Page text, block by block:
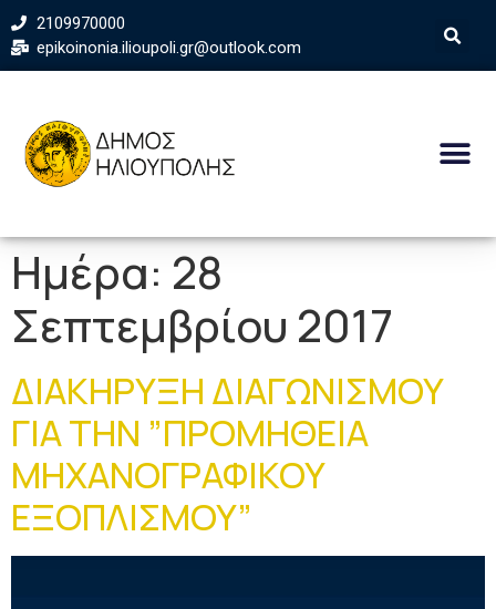
2109970000
epikoinonia.ilioupoli.gr@outlook.com
Ημέρα: 28
Σεπτεμβρίου 2017
ΔΙΑΚΗΡΥΞΗ ΔΙΑΓΩΝΙΣΜΟΥ
ΓΙΑ ΤΗΝ ”ΠΡΟΜΗΘΕΙΑ
ΜΗΧΑΝΟΓΡΑΦΙΚΟΥ
ΕΞΟΠΛΙΣΜΟΥ”